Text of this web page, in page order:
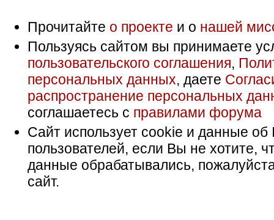
Прочитайте о проекте и о нашей
Пользуясь сайтом вы принимаете
пользовательского соглашения,
персональных данных, даете
распространение персональных
соглашаетесь с правилами форума
Сайт использует cookie и данные об
пользователей, если Вы не хотите,
данные обрабатывались,
сайт.